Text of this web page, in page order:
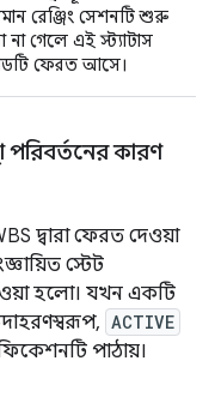
রেঞ্জিং সেশনটি শুরু
না গেলে এই স্ট্যাটাস
ফেরত আসে।
পরিবর্তনের কারণ
দ্বারা ফেরত দেওয়া
স্টেট
হলো। যখন একটি
ACTIVE
পাঠায়।